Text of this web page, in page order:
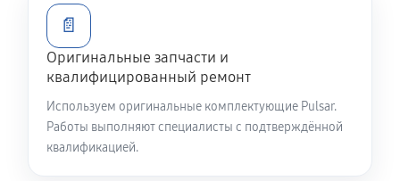
LRF
Восстановление питания
980 руб 60 минут
Замена CORE тепловизора Pulsar Accolade XQ38 LRF
📄
Оригинальные запчасти и
квалифицированный ремонт
Используем оригинальные комплектующие Pulsar.
Работы выполняют специалисты с подтверждённой
квалификацией.